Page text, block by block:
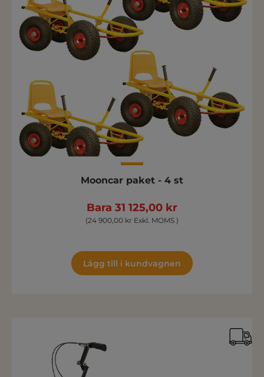
Mooncar paket - 4 st
Bara 31 125,00 kr
(24 900,00 kr Exkl. MOMS )
Lägg till i kundvagnen